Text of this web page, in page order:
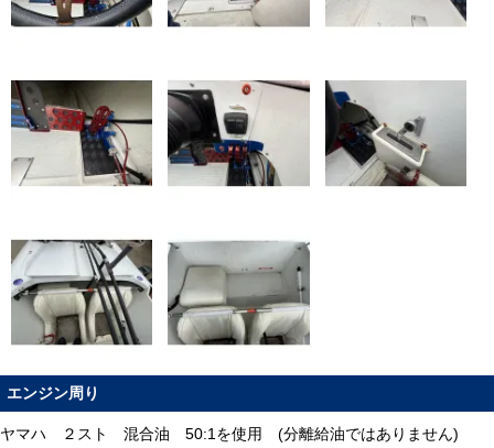
エンジン周り
ヤマハ ２スト 混合油 50:1を使用 (分離給油ではありません)